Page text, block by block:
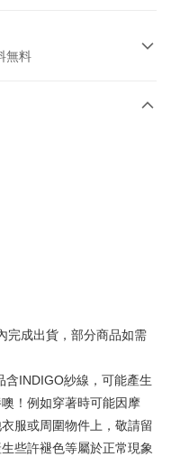
無料
商業銀行
信託商業銀行
國際商業銀行
商業銀行
(台湾)商業銀行
信託商業銀行
商業銀行
国際商業銀行
(台湾)商業銀行
信託商業銀行
完成出貨，部分商品如需
含INDIGO紗線，可能產生
！例如穿著時可能因摩
服或周圍物件上，敬請留
些許褪色等屬於正常現象